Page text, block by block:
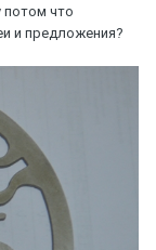
что
и предложения?